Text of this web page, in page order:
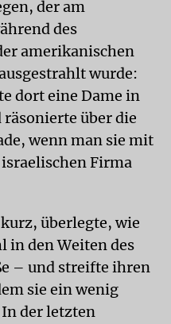
der am
des
amerikanischen
wurde:
dort eine Dame in
über die
wenn man sie mit
Firma
überlegte, wie
in den Weiten des
– und streifte ihren
sie ein wenig
der letzten